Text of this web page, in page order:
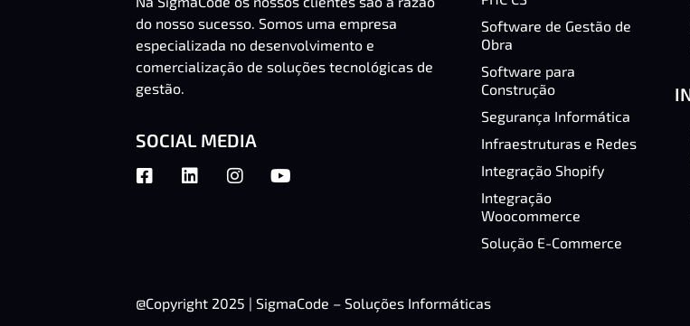
do nosso sucesso. Somos uma empresa
especializada no desenvolvimento e
comercialização de soluções tecnológicas de
gestão.
SOCIAL MEDIA
Software de Gestão de
Obra
Software para
Construção
Segurança Informática
Infraestruturas e Redes
Integração Shopify
Integração
Woocommerce
Solução E-Commerce
@Copyright 2025 | SigmaCode – Soluções Informáticas